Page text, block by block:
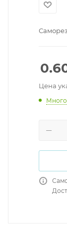
Цена
Много